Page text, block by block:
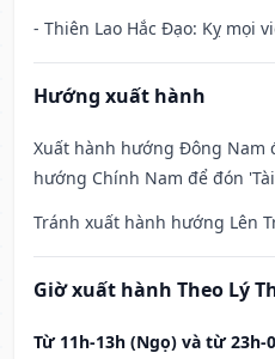
- Thiên Lao Hắc Đạo: Kỵ mọi
Hướng xuất hành
Xuất hành hướng Đông Nam
hướng Chính Nam để đón
Tránh xuất hành hướng Lên
Giờ xuất hành Theo Lý
Từ 11h-13h (Ngọ) và từ 23h-